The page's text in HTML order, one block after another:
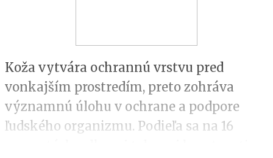
Koža vytvára ochrannú vrstvu pred
vonkajším prostredím, preto zohráva
významnú úlohu v ochrane a podpore
ľudského organizmu. Podieľa sa na 16